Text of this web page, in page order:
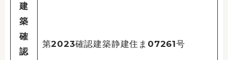
建
築
確
認
第2023確認建築静建住ま07261号